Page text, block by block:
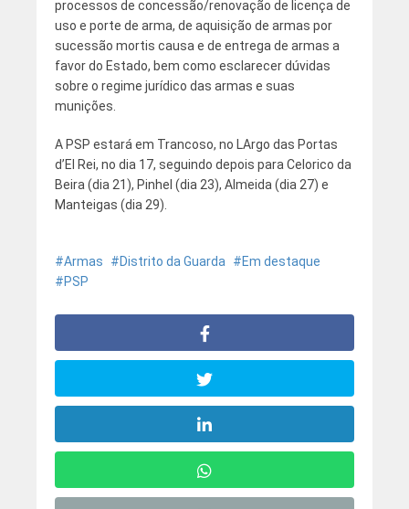
processos de concessão/renovação de licença de
uso e porte de arma, de aquisição de armas por
sucessão mortis causa e de entrega de armas a
favor do Estado, bem como esclarecer dúvidas
sobre o regime jurídico das armas e suas
munições.
A PSP estará em Trancoso, no LArgo das Portas
d’El Rei, no dia 17, seguindo depois para Celorico da
Beira (dia 21), Pinhel (dia 23), Almeida (dia 27) e
Manteigas (dia 29).
Armas Distrito da Guarda
Em destaque
PSP